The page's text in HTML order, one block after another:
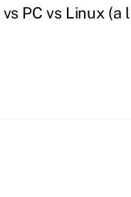
vs PC vs Linux (a